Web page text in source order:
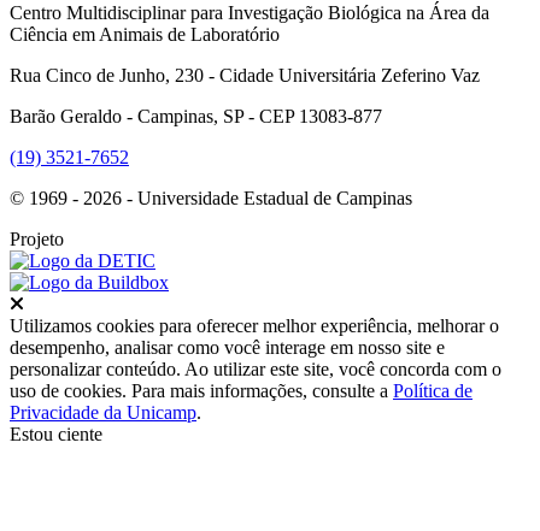
Centro Multidisciplinar para Investigação Biológica na Área da
Ciência em Animais de Laboratório
Rua Cinco de Junho, 230 - Cidade Universitária Zeferino Vaz
Barão Geraldo - Campinas, SP - CEP 13083-877
(19) 3521-7652
© 1969 - 2026 - Universidade Estadual de Campinas
Projeto
Utilizamos cookies para oferecer melhor experiência, melhorar o
desempenho, analisar como você interage em nosso site e
personalizar conteúdo. Ao utilizar este site, você concorda com o
uso de cookies. Para mais informações, consulte a Política de
Privacidade da Unicamp.
Estou ciente